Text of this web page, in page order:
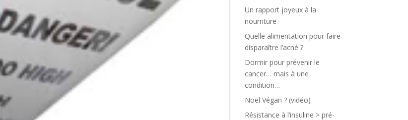
Un rapport joyeux à la
nourriture
Quelle alimentation pour faire
disparaître l’acné ?
Dormir pour prévenir le
cancer… mais à une
condition…
Noël Végan ? (vidéo)
Résistance à l’insuline > pré-